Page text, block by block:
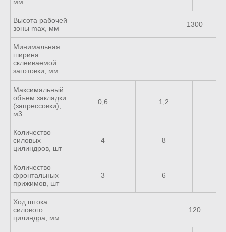
Высота рабочей
зоны max, мм
1300
Минимальная
ширина
склеиваемой
заготовки, мм
Максимальный
объем закладки
(запрессовки),
м3
0,6 1,2
Количество
силовых
цилиндров, шт
4 8
Количество
фронтальных
прижимов, шт
3 6
Ход штока
силового
цилиндра, мм
120